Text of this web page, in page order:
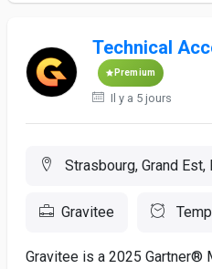
Technical
Premium
Il y a 5 jours
Strasbourg, Grand Est,
Gravitee
Gravitee is a 2025 Gartner®